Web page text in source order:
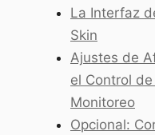
La Interfaz
Skin
Ajustes de
el Control
Monitoreo
Opcional: